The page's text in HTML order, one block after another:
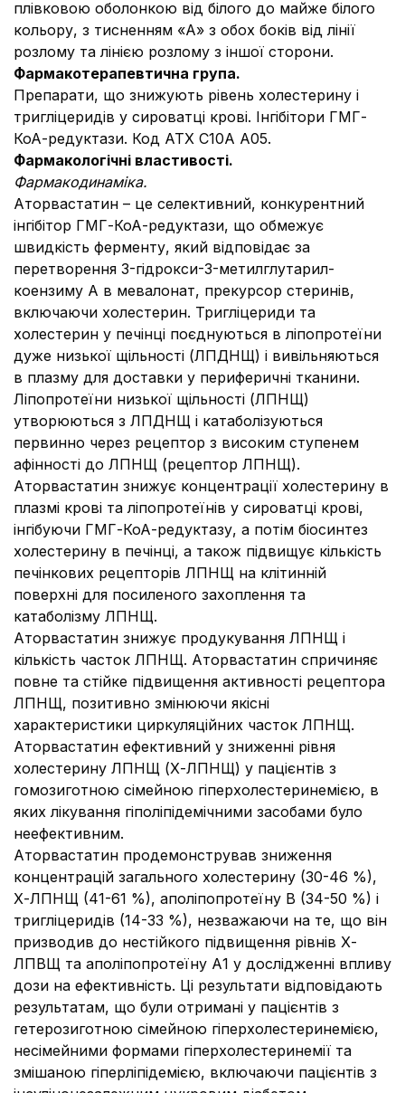
плівковою оболонкою від білого до майже білого
кольору, з тисненням «А» з обох боків від лінії
розлому та лінією розлому з іншої сторони.
Фармакотерапевтична група.
Препарати, що знижують рівень холестерину і
тригліцеридів у сироватці крові. Інгібітори ГМГ-
КоА-редуктази. Код АТХ C10A A05.
Фармакологічні властивості.
Фармакодинаміка.
Аторвастатин – це селективний, конкурентний
інгібітор ГМГ-КоА-редуктази, що обмежує
швидкість ферменту, який відповідає за
перетворення 3-гідрокси-3-метилглутарил-
коензиму А в мевалонат, прекурсор стеринів,
включаючи холестерин. Тригліцериди та
холестерин у печінці поєднуються в ліпопротеїни
дуже низької щільності (ЛПДНЩ) і вивільняються
в плазму для доставки у периферичні тканини.
Ліпопротеїни низької щільності (ЛПНЩ)
утворюються з ЛПДНЩ і катаболізуються
первинно через рецептор з високим ступенем
афінності до ЛПНЩ (рецептор ЛПНЩ).
Аторвастатин знижує концентрації холестерину в
плазмі крові та ліпопротеїнів у сироватці крові,
інгібуючи ГМГ-КоА-редуктазу, а потім біосинтез
холестерину в печінці, а також підвищує кількість
печінкових рецепторів ЛПНЩ на клітинній
поверхні для посиленого захоплення та
катаболізму ЛПНЩ.
Аторвастатин знижує продукування ЛПНЩ і
кількість часток ЛПНЩ. Аторвастатин спричиняє
повне та стійке підвищення активності рецептора
ЛПНЩ, позитивно змінюючи якісні
характеристики циркуляційних часток ЛПНЩ.
Аторвастатин ефективний у зниженні рівня
холестерину ЛПНЩ (Х-ЛПНЩ) у пацієнтів з
гомозиготною сімейною гіперхолестеринемією, в
яких лікування гіполіпідемічними засобами було
неефективним.
Аторвастатин продемонстрував зниження
концентрацій загального холестерину (30-46 %),
Х-ЛПНЩ (41-61 %), аполіпопротеїну В (34-50 %) і
тригліцеридів (14-33 %), незважаючи на те, що він
призводив до нестійкого підвищення рівнів Х-
ЛПВЩ та аполіпопротеїну А1 у дослідженні впливу
дози на ефективність. Ці результати відповідають
результатам, що були отримані у пацієнтів з
гетерозиготною сімейною гіперхолестеринемією,
несімейними формами гіперхолестеринемії та
змішаною гіперліпідемією, включаючи пацієнтів з